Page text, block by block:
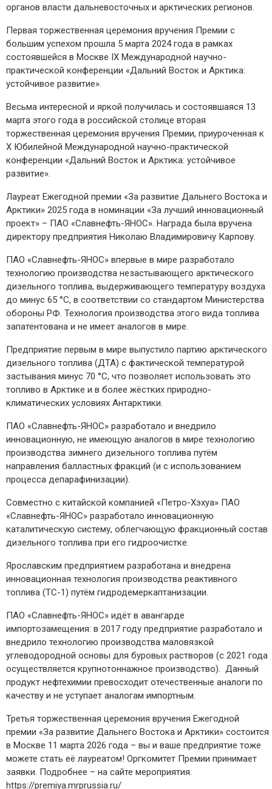
органов власти дальневосточных и арктических регионов.
Первая торжественная церемония вручения Премии с
большим успехом прошла 5 марта 2024 года в рамках
состоявшейся в Москве IX Международной научно-
практической конференции «Дальний Восток и Арктика:
устойчивое развитие».
Весьма интересной и яркой получилась и состоявшаяся 13
марта этого года в российской столице вторая
торжественная церемония вручения Премии, приуроченная к
X Юбилейной Международной научно-практической
конференции «Дальний Восток и Арктика: устойчивое
развитие».
Лауреат Ежегодной премии «За развитие Дальнего Востока и
Арктики» 2025 года в номинации «За лучший инновационный
проект» – ПАО «Славнефть-ЯНОС». Награда была вручена
директору предприятия Николаю Владимировичу Карпову.
ПАО «Славнефть-ЯНОС» впервые в мире разработало
технологию производства незастывающего арктического
дизельного топлива, выдерживающего температуру воздуха
до минус 65 °С, в соответствии со стандартом Министерства
обороны РФ. Технология производства этого вида топлива
запатентована и не имеет аналогов в мире.
Предприятие первым в мире выпустило партию арктического
дизельного топлива (ДТА) с фактической температурой
застывания минус 70 °С, что позволяет использовать это
топливо в Арктике и в более жёстких природно-
климатических условиях Антарктики.
ПАО «Славнефть-ЯНОС» разработало и внедрило
инновационную, не имеющую аналогов в мире технологию
производства зимнего дизельного топлива путём
направления балластных фракций (и с использованием
процесса депарафинизации).
Совместно с китайской компанией «Петро-Хэхуа» ПАО
«Славнефть-ЯНОС» разработало инновационную
каталитическую систему, облегчающую фракционный состав
дизельного топлива при его гидроочистке.
Ярославским предприятием разработана и внедрена
инновационная технология производства реактивного
топлива (ТС-1) путём гидродемеркаптанизации.
ПАО «Славнефть-ЯНОС» идёт в авангарде
импортозамещения: в 2017 году предприятие разработало и
внедрило технологию производства маловязкой
углеводородной основы для буровых растворов (с 2021 года
осуществляется крупнотоннажное производство). Данный
продукт нефтехимии превосходит отечественные аналоги по
качеству и не уступает аналогам импортным.
Третья торжественная церемония вручения Ежегодной
премии «За развитие Дальнего Востока и Арктики» состоится
в Москве 11 марта 2026 года – вы и ваше предприятие тоже
можете стать её лауреатом! Оргкомитет Премии принимает
заявки. Подробнее – на сайте мероприятия:
https://premiya.mrprussia.ru/